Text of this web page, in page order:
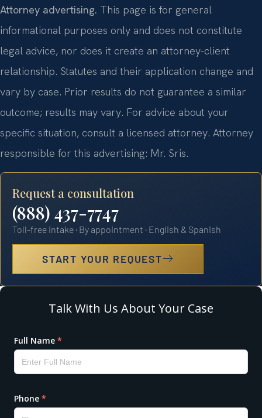
Attorney advertising. This page is for general
informational purposes only and does not constitute
legal advice, nor does it create an attorney-client
relationship. Statutes and their application change and
vary by case. Prior results do not guarantee a similar
outcome; results may vary. For advice about your
specific situation, consult a licensed attorney. Attorney
responsible for this advertising: Mr. Sris.
Request a consultation
(888) 437-7747
Toll-free intake · By appointment · English & Spanish
START YOUR REQUEST